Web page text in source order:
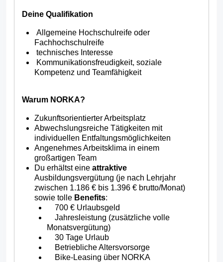
Deine Qualifikation
Allgemeine Hochschulreife oder
Fachhochschulreife
technisches Interesse
Kommunikationsfreudigkeit, soziale
Kompetenz und Teamfähigkeit
Warum NORKA?
Zukunftsorientierter Arbeitsplatz
Abwechslungsreiche Tätigkeiten mit
individuellen Entfaltungsmöglichkeiten
Angenehmes Arbeitsklima in einem
großartigen Team
Du erhältst eine attraktive
Ausbildungsvergütung (je nach Lehrjahr
zwischen 1.186 € bis 1.396 € brutto/Monat)
sowie tolle Benefits:
700 € Urlaubsgeld
Jahresleistung (zusätzliche volle
Monatsvergütung)
30 Tage Urlaub
Betriebliche Altersvorsorge
Bike-Leasing über NORKA